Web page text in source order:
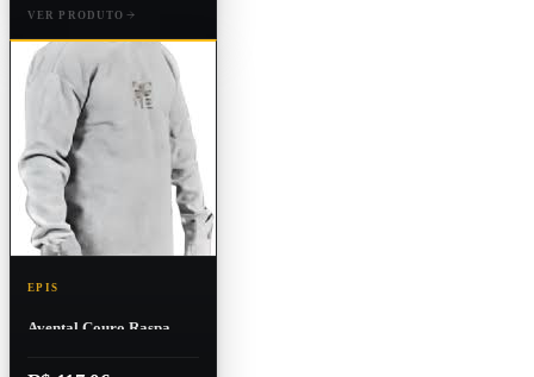
VER PRODUTO
EPIS
Avental Couro Raspa
Babador Para Soldador